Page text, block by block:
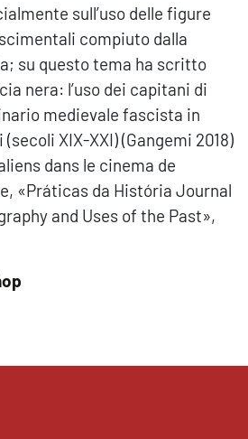
sull’uso delle figure
compiuto dalla
su questo tema ha scritto
nera: l’uso dei capitani di
medievale fascista in
XIX-XXI) (Gangemi 2018)
dans le cinema de
«Práticas da História Journal
and Uses of the Past»,